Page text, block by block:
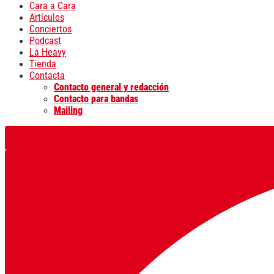
Cara a Cara
Artículos
Conciertos
Podcast
La Heavy
Tienda
Contacta
Contacto general y redacción
Contacto para bandas
Mailing